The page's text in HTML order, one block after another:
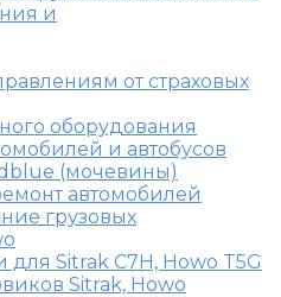
и
от страховых
оборудования
и автобусов
(мочевины)
автомобилей
грузовых
Sitrak C7H, Howo T5G
Sitrak, Howo